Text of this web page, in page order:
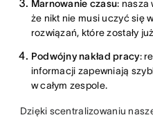
Marnowanie czasu: nasza
że nikt nie musi uczyć się
rozwiązań, które zostały
Podwójny nakład pracy:
informacji zapewniają
w całym zespole.
Dzięki scentralizowaniu